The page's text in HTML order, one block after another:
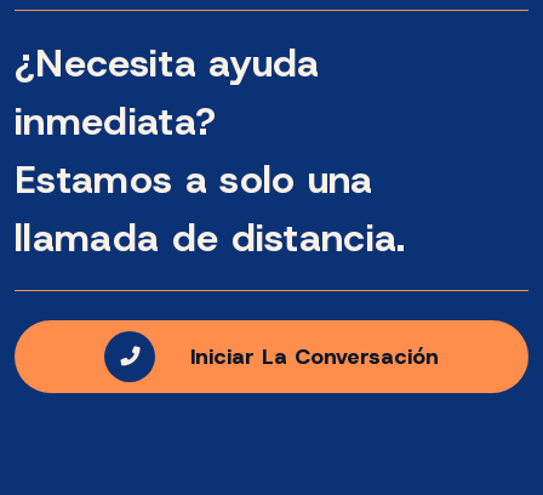
¿Necesita ayuda
inmediata?
Estamos a solo una
llamada de distancia.
Iniciar La Conversación